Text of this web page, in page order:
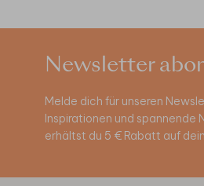
Newsletter
Melde dich für unseren
Inspirationen und spannende
erhältst du 5 € Rabatt auf